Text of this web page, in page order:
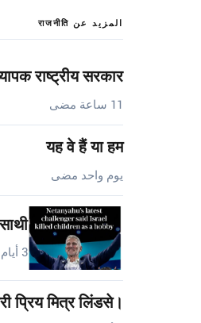
المزيد عن राजनीति
राष्ट्रीय सरकार
11 ساعة مضى
यह वे हैं या हम
يوم واحد مضى
3 أيام مضى
प्रिय मित्र लिंडसे।